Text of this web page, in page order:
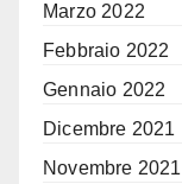
Marzo 2022
Febbraio 2022
Gennaio 2022
Dicembre 2021
Novembre 2021